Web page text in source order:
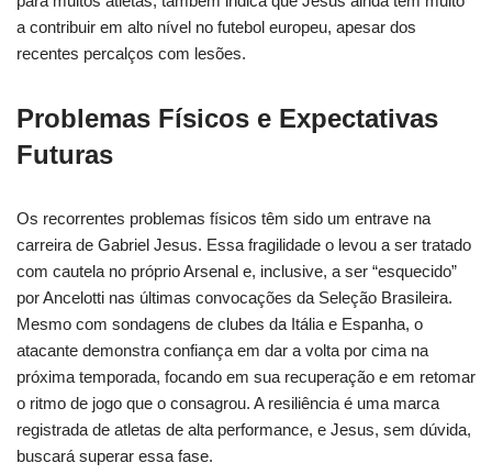
a contribuir em alto nível no futebol europeu, apesar dos
recentes percalços com lesões.
Problemas Físicos e Expectativas
Futuras
Os recorrentes problemas físicos têm sido um entrave na
carreira de Gabriel Jesus. Essa fragilidade o levou a ser tratado
com cautela no próprio Arsenal e, inclusive, a ser “esquecido”
por Ancelotti nas últimas convocações da Seleção Brasileira.
Mesmo com sondagens de clubes da Itália e Espanha, o
atacante demonstra confiança em dar a volta por cima na
próxima temporada, focando em sua recuperação e em retomar
o ritmo de jogo que o consagrou. A resiliência é uma marca
registrada de atletas de alta performance, e Jesus, sem dúvida,
buscará superar essa fase.